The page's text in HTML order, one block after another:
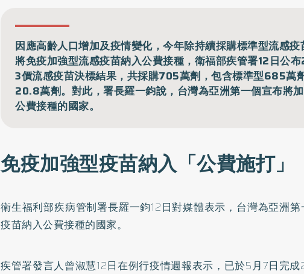
因應高齡人口增加及疫情變化，今年除持續採購標準型流感
將免疫加強型流感疫苗納入公費接種，衛福部疾管署12日公
3價流感疫苗決標結果，共採購705萬劑，包含標準型685萬
20.8萬劑。對此，署長羅一鈞說，台灣為亞洲第一個宣布將
公費接種的國家。
免疫加強型疫苗納入「公費施打」
衛生福利部疾病管制署長羅一鈞12日對媒體表示，台灣為亞洲
疫苗納入公費接種的國家。
疾管署發言人曾淑慧12日在例行疫情週報表示，已於5月7日完